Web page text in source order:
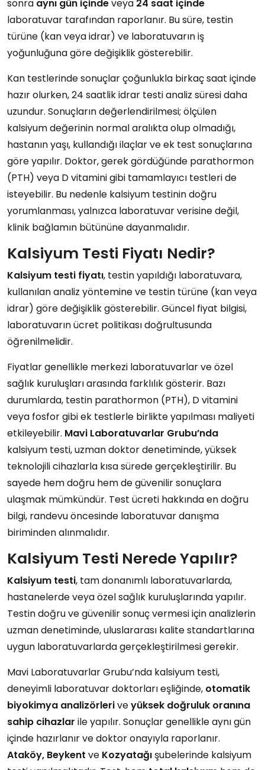
sonra aynı gün içindeveya 24 saat içinde
laboratuvar tarafından raporlanır. Bu süre, testin
türüne (kan veya idrar) ve laboratuvarın iş
yoğunluğuna göre değişiklik gösterebilir.
Kan testlerinde sonuçlar çoğunlukla birkaç saat içinde
hazır olurken, 24 saatlik idrar testi analiz süresi daha
uzundur. Sonuçların değerlendirilmesi; ölçülen
kalsiyum değerinin normal aralıkta olup olmadığı,
hastanın yaşı, kullandığı ilaçlar ve ek test sonuçlarına
göre yapılır. Doktor, gerek gördüğünde parathormon
(PTH) veya D vitamini gibi tamamlayıcı testleri de
isteyebilir. Bu nedenle kalsiyum testinin doğru
yorumlanması, yalnızca laboratuvar verisine değil,
klinik bağlamın bütününe dayanmalıdır.
Kalsiyum Testi Fiyatı Nedir?
Kalsiyum testi fiyatı, testin yapıldığı laboratuvara,
kullanılan analiz yöntemine ve testin türüne (kan veya
idrar) göre değişiklik gösterebilir. Güncel fiyat bilgisi,
laboratuvarın ücret politikası doğrultusunda
öğrenilmelidir.
Fiyatlar genellikle merkezi laboratuvarlar ve özel
sağlık kuruluşları arasında farklılık gösterir. Bazı
durumlarda, testin parathormon (PTH), D vitamini
veya fosfor gibi ek testlerle birlikte yapılması maliyeti
etkileyebilir. Mavi Laboratuvarlar Grubu’nda
kalsiyum testi, uzman doktor denetiminde, yüksek
teknolojili cihazlarla kısa sürede gerçekleştirilir. Bu
sayede hem doğru hem de güvenilir sonuçlara
ulaşmak mümkündür. Test ücreti hakkında en doğru
bilgi, randevu öncesinde laboratuvar danışma
biriminden alınmalıdır.
Kalsiyum Testi Nerede Yapılır?
Kalsiyum testi, tam donanımlı laboratuvarlarda,
hastanelerde veya özel sağlık kuruluşlarında yapılır.
Testin doğru ve güvenilir sonuç vermesi için analizlerin
uzman denetiminde, uluslararası kalite standartlarına
uygun laboratuvarlarda gerçekleştirilmesi gerekir.
Mavi Laboratuvarlar Grubu’nda kalsiyum testi,
deneyimli laboratuvar doktorları eşliğinde, otomatik
biyokimya analizörleriveyüksek doğruluk oranına
sahip cihazlar ile yapılır. Sonuçlar genellikle aynı gün
içinde hazırlanır ve doktor onayıyla raporlanır.
Ataköy, Beykent ve Kozyatağışubelerinde kalsiyum